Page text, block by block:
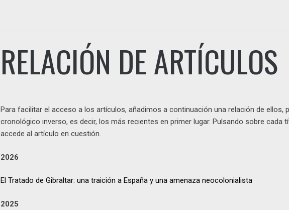
RELACIÓN DE ARTÍCULOS
Para facilitar el acceso a los artículos, añadimos a continuación una relación de ellos,
cronológico inverso, es decir, los más recientes en primer lugar. Pulsando sobre cada
accede al artículo en cuestión.
2026
El Tratado de Gibraltar: una traición a España y una amenaza neocolonialista
2025